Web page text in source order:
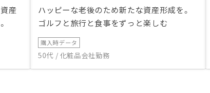
産
ハッピーな老後のため新たな資産形成を。
ゴルフと旅行と食事をずっと楽しむ
購入時データ
50代 / 化粧品会社勤務